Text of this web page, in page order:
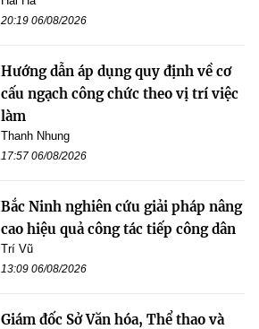
20:19 06/08/2026
Hướng dẫn áp dụng quy định về cơ
cấu ngạch công chức theo vị trí việc
làm
Thanh Nhung
17:57 06/08/2026
Bắc Ninh nghiên cứu giải pháp nâng
cao hiệu quả công tác tiếp công dân
Trí Vũ
13:09 06/08/2026
Giám đốc Sở Văn hóa, Thể thao và